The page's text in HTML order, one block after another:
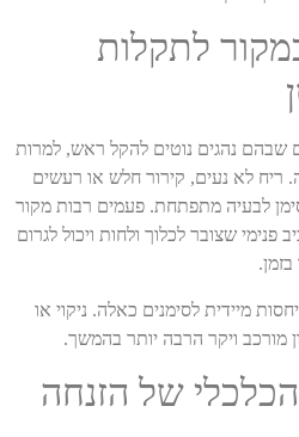
לתקלות
שבהם נהגים נוטים להקל ראש, למרות
ריח לא נעים, קירור חלש או רעשים
לבעיה מתפתחת. פעמים רבות מקור
פנימי שצובר לכלוך ולחות ויכול לגרום
מיידית לסימנים כאלה. ניקוי או
מורכב ויקר הרבה יותר בהמשך.
של הזנחה